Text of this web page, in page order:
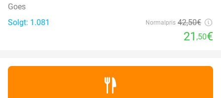
Goes
Solgt: 1.081
Normalpris 42,50€
21 ,50€